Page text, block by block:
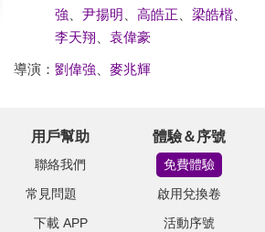
強
尹揚明 高皓正 梁皓楷、
李天翔
袁偉豪
導演： 劉偉強 麥兆輝
用戶幫助
聯絡我們
常見問題
下載 APP
體驗＆序號
免費體驗
啟用兌換卷
活動序號